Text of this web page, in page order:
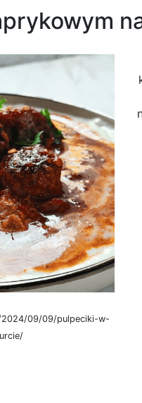
09/09/pulpeciki-w-